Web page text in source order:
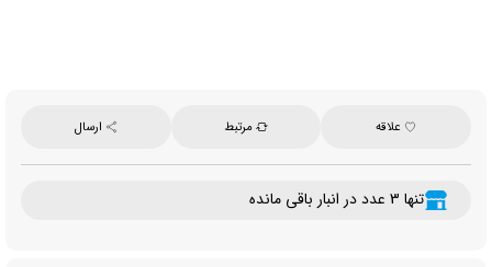
علاقه مرتبط ارسال
تنها 3 عدد در انبار باقی مانده